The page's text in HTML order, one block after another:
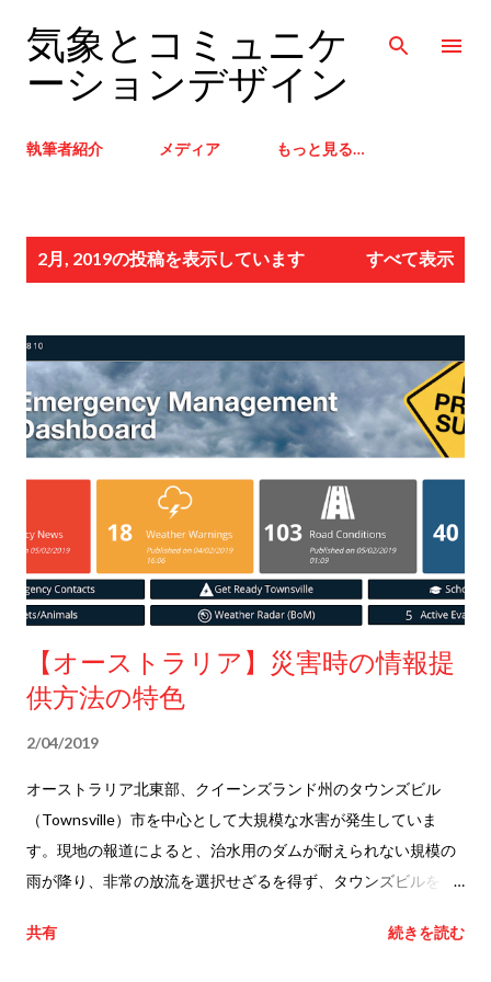
スキップしてメイン コンテンツに移動
気象とコミュニケ
ーションデザイン
執筆者紹介 メディア もっと見る…
2月, 2019の投稿を表示しています すべて表示
【オーストラリア】災害時の情報提
供方法の特色
2/04/2019
オーストラリア北東部、クイーンズランド州のタウンズビル
（Townsville）市を中心として大規模な水害が発生していま
す。現地の報道によると、治水用のダムが耐えられない規模の
雨が降り、非常の放流を選択せざるを得ず、タウンズビルを含
規模にして約19万人程度の街なのですが、災害が迫った時の情
共有 続きを読む